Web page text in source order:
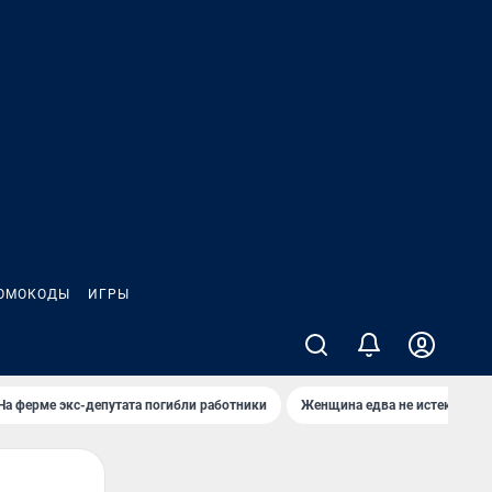
ИГРЫ
ферме экс-депутата погибли работники Женщина едва не истекла